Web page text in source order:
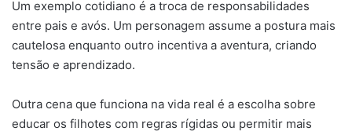
Um exemplo cotidiano é a troca de responsabilidades
entre pais e avós. Um personagem assume a postura mais
cautelosa enquanto outro incentiva a aventura, criando
tensão e aprendizado.
Outra cena que funciona na vida real é a escolha sobre
educar os filhotes com regras rígidas ou permitir mais